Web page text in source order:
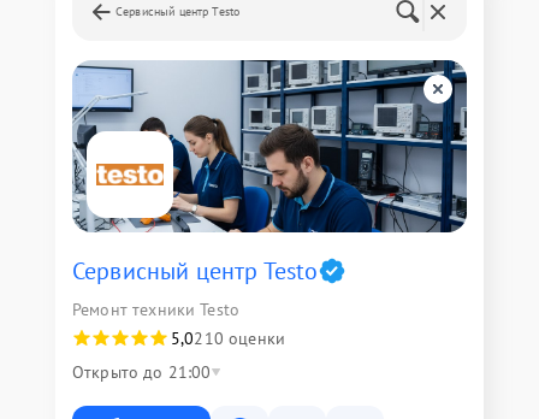
Сервисный центр Testo
Сервисный центр Testo
Ремонт техники Testo
5,0210 оценки
Открыто до 21:00